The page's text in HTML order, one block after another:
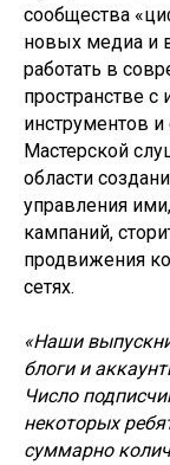
сообщества
новых медиа и
работать в
пространстве
инструментов
Мастерской
области
управления
кампаний,
продвижения
сетях.
«Наши
блоги и
Число
некоторых
суммарно